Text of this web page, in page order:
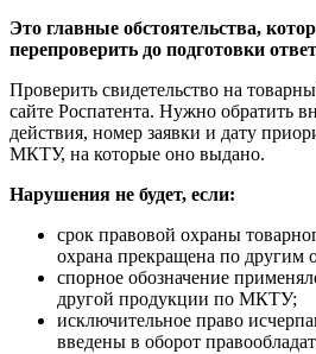
Это главные обстоятельства,
перепроверить до подготовки
Проверить свидетельство на
сайте Роспатента. Нужно обратить
действия, номер заявки и дату
МКТУ, на которые оно выдано.
Нарушения не будет, если:
срок правовой охраны
охрана прекращена по другим
спорное обозначение
другой продукции по МКТУ;
исключительное право
введены в оборот